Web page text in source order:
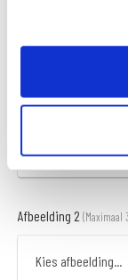
Afbeelding 1(Maximaal
Kies afbeelding...
Afbeelding 2 (Maximaal
Kies afbeelding...